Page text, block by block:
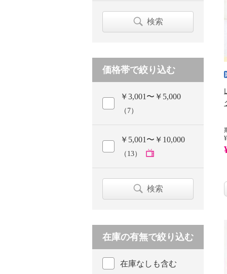
検索
価格帯で絞り込む
￥3,001〜￥5,000
（7）
￥5,001〜￥10,000
（13）
検索
在庫の有無で絞り込む
在庫なしも含む